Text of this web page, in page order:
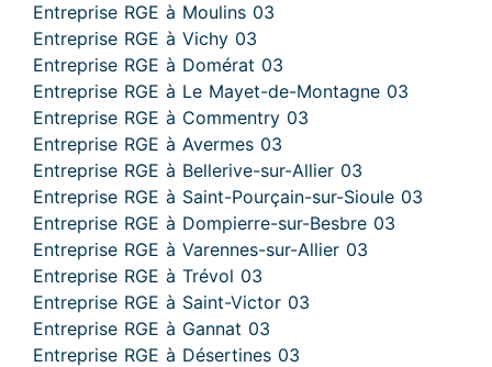
Entreprise RGE à Moulins 03
Entreprise RGE à Vichy 03
Entreprise RGE à Domérat 03
Entreprise RGE à Le Mayet-de-Montagne 03
Entreprise RGE à Commentry 03
Entreprise RGE à Avermes 03
Entreprise RGE à Bellerive-sur-Allier 03
Entreprise RGE à Saint-Pourçain-sur-Sioule 03
Entreprise RGE à Dompierre-sur-Besbre 03
Entreprise RGE à Varennes-sur-Allier 03
Entreprise RGE à Trévol 03
Entreprise RGE à Saint-Victor 03
Entreprise RGE à Gannat 03
Entreprise RGE à Désertines 03